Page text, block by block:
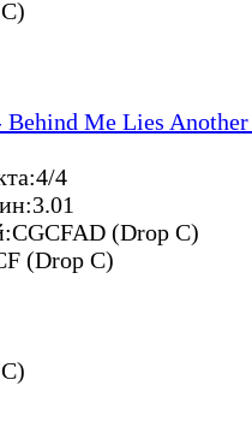
Me Lies
4/4
3.01
CGCFAD (Drop C)
(Drop C)